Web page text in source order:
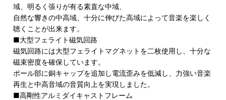
域、明るく張りが有る素直な中域、
自然な響きの中高域、十分に伸びた高域によって音楽を楽しく
聴くことが出来ます。
■大型フェライト磁気回路
磁気回路には大型フェライトマグネットを二枚使用し、十分な
磁束密度を確保しています。
ポール部に銅キャップを追加し電流歪みを低減し、力強い音楽
再生と中高音域の音質向上を実現しました。
■高剛性アルミダイキャストフレーム